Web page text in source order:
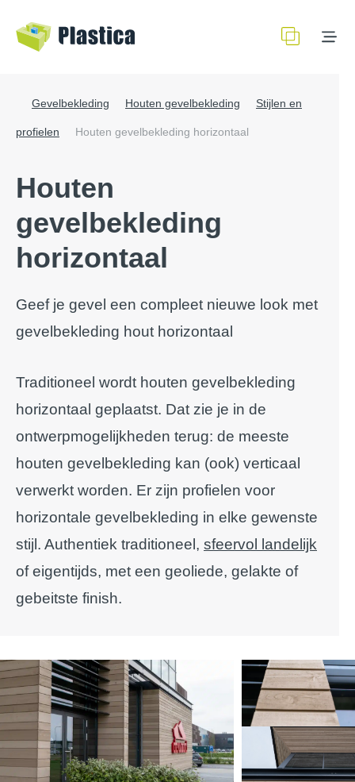
Gevelbekleding Houten gevelbekleding Stijlen en
profielen Houten gevelbekleding horizontaal
Houten
gevelbekleding
horizontaal
Geef je gevel een compleet nieuwe look met
gevelbekleding hout horizontaal
Traditioneel wordt houten gevelbekleding
horizontaal geplaatst. Dat zie je in de
ontwerpmogelijkheden terug: de meeste
houten gevelbekleding kan (ook) verticaal
verwerkt worden. Er zijn profielen voor
horizontale gevelbekleding in elke gewenste
stijl. Authentiek traditioneel, sfeervol landelijk
of eigentijds, met een geoliede, gelakte of
gebeitste finish.